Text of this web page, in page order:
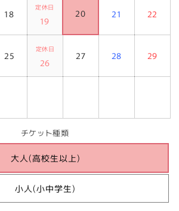
18
定休日
19
20 21 22
25
定休日
26
27 28 29
チケット種類
大人(高校生以上)
小人(小中学生)